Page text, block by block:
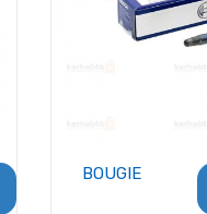
BOUGIE